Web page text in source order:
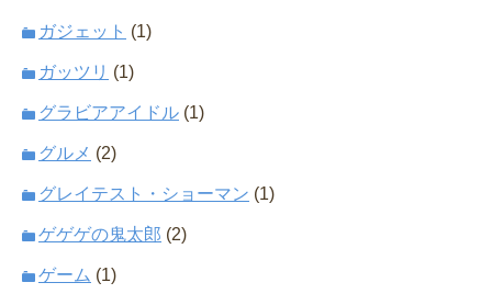
ガジェット (1)
ガッツリ (1)
グラビアアイドル (1)
グルメ (2)
グレイテスト・ショーマン (1)
ゲゲゲの鬼太郎 (2)
ゲーム (1)